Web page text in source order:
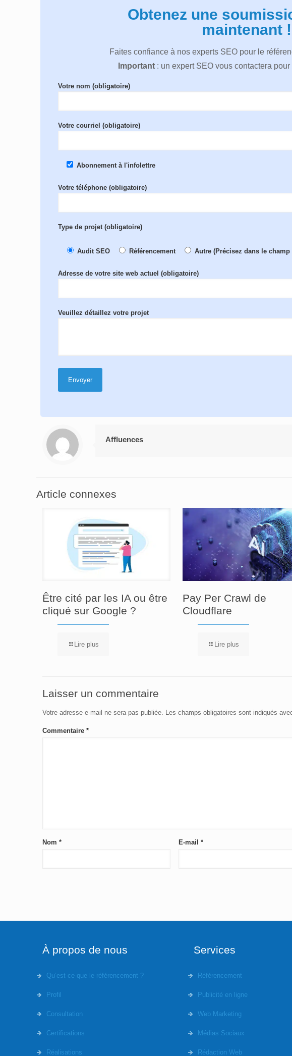
Obtenez une
maintenant !
Faites confiance à nos experts SEO pour le
Important : un expert SEO vous contactera
Votre nom (obligatoire)
Votre courriel (obligatoire)
Abonnement à l'infolettre
Votre téléphone (obligatoire)
Type de projet (obligatoire)
Audit SEO Référencement Autre (Précisez dans le champ
Adresse de votre site web actuel (obligatoire)
Veuillez détaillez votre projet
Affluences
Article connexes
Être cité par les IA ou être
cliqué sur Google ?
Lire plus
Pay Per Crawl de
Cloudflare
Lire plus
Laisser un commentaire
Votre adresse e-mail ne sera pas publiée. Les champs obligatoires sont indiqués
Commentaire *
Nom * E-mail *
À propos de nous
Qu’est-ce que le référencement ?
Profil
Consultation
Certifications
Réalisations
Services
Référencement
Publicité en ligne
Web Marketing
Médias Sociaux
Rédaction Web